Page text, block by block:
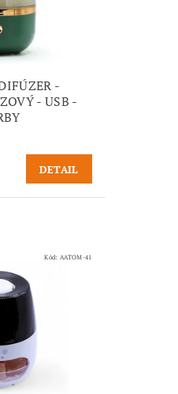
-
- USB -
DETAIL
Kód:AATOM-41